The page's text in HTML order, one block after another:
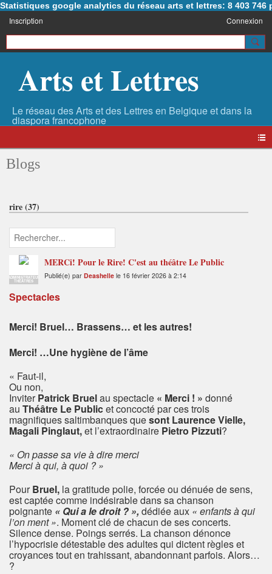
Statistiques google analytics du réseau arts et lettres: 8 403 746
Inscription Connexion
Arts et Lettres
Blogs
rire (37)
ADMINISTRATEUR
THÉÂTRES
MERCi! Pour le Rire! C'est au théâtre Le Public
Publié(e) par Deashelle le 16 février 2026 à 2:14
Spectacles
Merci! Bruel… Brassens… et les autres!
Merci! …Une hygiène de l’âme
« Faut-il,
Ou non,
InviterPatrick Bruelau spectacle « Merci ! » donné
au Théâtre Le Publicet concocté par ces trois
magnifiques saltimbanques quesont Laurence Vielle,
Magali Pinglaut,et l’extraordinaire Pietro Pizzuti?
« On passe sa vie à dire merci
Merci à qui, à quoi ? »
PourBruel, la gratitude polie, forcée ou dénuée de sens,
est captée comme indésirable dans sa chanson
poignante « Qui a le droit ? », dédiée aux « enfants à qui
l’on ment ». Moment clé de chacun de ses concerts.
Silence dense. Poings serrés. La chanson dénonce
l’hypocrisie détestable des adultes qui dictent règles et
croyances tout en trahissant, abandonnant parfois. Alors…
?